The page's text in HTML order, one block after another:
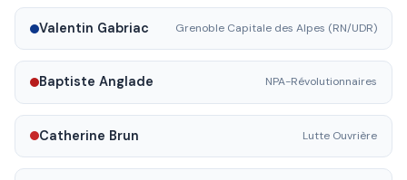
Valentin Gabriac Grenoble Capitale des Alpes (RN/UDR)
Baptiste Anglade NPA-Révolutionnaires
Catherine Brun Lutte Ouvrière